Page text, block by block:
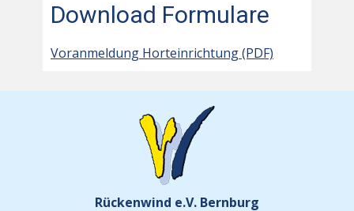
Download Formulare
Voranmeldung Horteinrichtung (PDF)
Rückenwind e.V. Bernburg